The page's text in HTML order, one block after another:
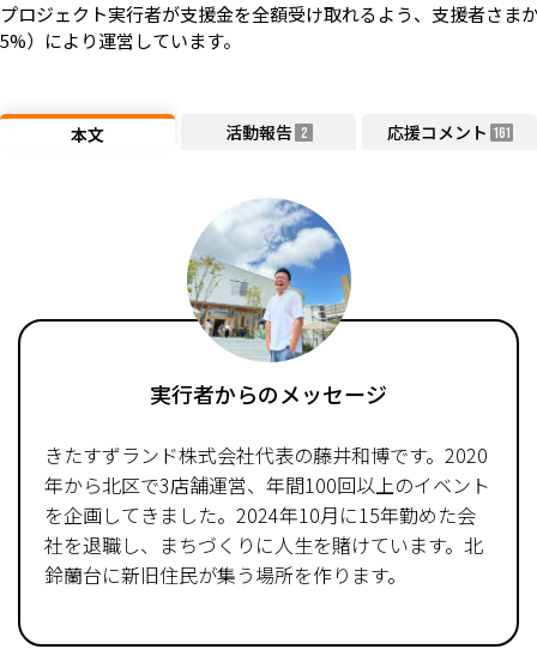
プロジェクト実行者が支援金を全額受け取れるよう、支援者さま
5%）により運営しています。
本文 活動報告 2 応援コメント 161
実行者からのメッセージ
きたすずランド株式会社代表の藤井和博です。2020
年から北区で3店舗運営、年間100回以上のイベント
を企画してきました。2024年10月に15年勤めた会
社を退職し、まちづくりに人生を賭けています。北
鈴蘭台に新旧住民が集う場所を作ります。